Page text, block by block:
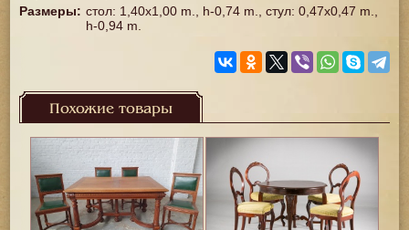
Размеры: стол: 1,40x1,00 m., h-0,74 m., стул: 0,47x0,47 m.,
h-0,94 m.
Похожие товары